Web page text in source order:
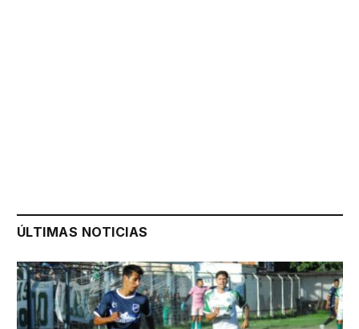
ÚLTIMAS NOTICIAS